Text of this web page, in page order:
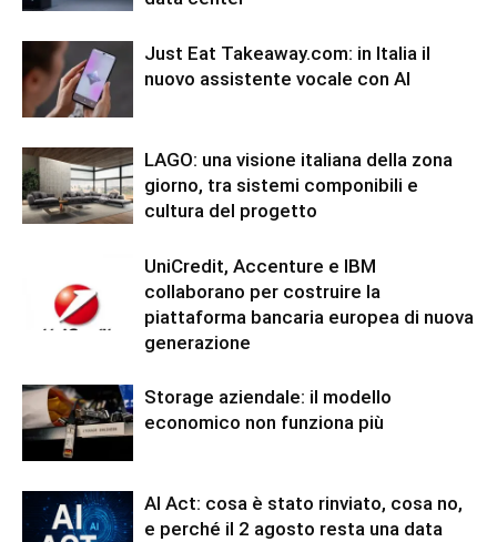
Just Eat Takeaway.com: in Italia il
nuovo assistente vocale con AI
LAGO: una visione italiana della zona
giorno, tra sistemi componibili e
cultura del progetto
UniCredit, Accenture e IBM
collaborano per costruire la
piattaforma bancaria europea di nuova
generazione
Storage aziendale: il modello
economico non funziona più
AI Act: cosa è stato rinviato, cosa no,
e perché il 2 agosto resta una data